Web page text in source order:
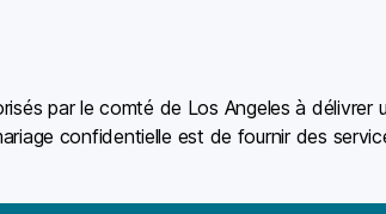
par le comté de Los Angeles à délivrer
confidentielle est de fournir des